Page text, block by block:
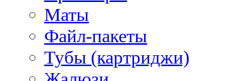
Маты
Файл-пакеты
Тубы (картриджи)